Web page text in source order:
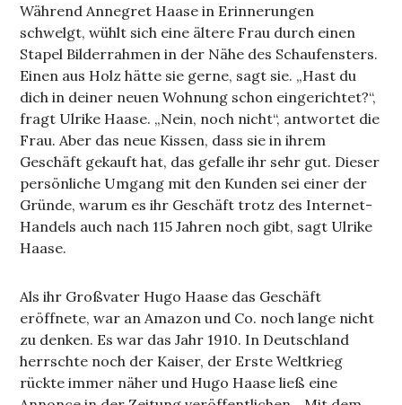
Während Annegret Haase in Erinnerungen
schwelgt, wühlt sich eine ältere Frau durch einen
Stapel Bilderrahmen in der Nähe des Schaufensters.
Einen aus Holz hätte sie gerne, sagt sie. „Hast du
dich in deiner neuen Wohnung schon eingerichtet?“,
fragt Ulrike Haase. „Nein, noch nicht“, antwortet die
Frau. Aber das neue Kissen, dass sie in ihrem
Geschäft gekauft hat, das gefalle ihr sehr gut. Dieser
persönliche Umgang mit den Kunden sei einer der
Gründe, warum es ihr Geschäft trotz des Internet-
Handels auch nach 115 Jahren noch gibt, sagt Ulrike
Haase.
Als ihr Großvater Hugo Haase das Geschäft
eröffnete, war an Amazon und Co. noch lange nicht
zu denken. Es war das Jahr 1910. In Deutschland
herrschte noch der Kaiser, der Erste Weltkrieg
rückte immer näher und Hugo Haase ließ eine